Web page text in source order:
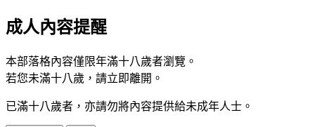
成人內容提醒
本部落格內容僅限年滿十八歲者瀏覽。
若您未滿十八歲，請立即離開。
已滿十八歲者，亦請勿將內容提供給未成年人士。